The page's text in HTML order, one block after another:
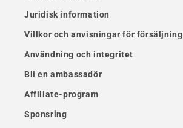
Juridisk information
Villkor och anvisningar för försäljning
Användning och integritet
Bli en ambassadör
Affiliate-program
Sponsring